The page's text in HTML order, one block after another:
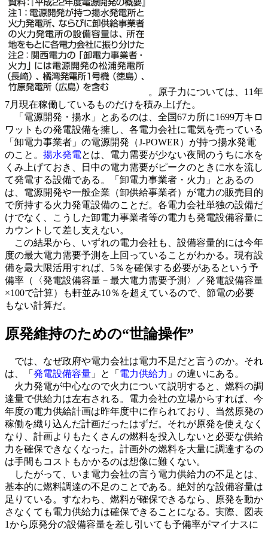
。原子力については、11年
7月現在稼働しているものだけを積み上げた。
「電源開発・揚水」とあるのは、全国67カ所に1699万キロ
ワットもの発電設備を擁し、各電力会社に電気を売っている
「卸電力事業者」の電源開発（J-POWER）が持つ揚水発電
のこと。 揚水発電とは、電力需要が少ない夜間のうちに水を
くみ上げておき、日中の電力需要がピークのときに水を流し
て発電する設備である。「卸電力事業者・火力」とあるの
は、電源開発や一般企業（卸供給事業者）が電力の販売目的
で所持する火力発電設備のことだ。各電力会社単独の設備だ
けでなく、こうした卸電力事業者等の電力も発電設備容量に
カウントして差し支えない。
この結果から、いずれの電力会社も、設備容量的には今年
度の最大電力需要予測を上回っていることがわかる。現有設
備を最大限活用すれば、5％を確保する必要があるという予
備率（〈発電設備容量－最大電力需要予測〉／発電設備容量
×100で計算）も軒並み10％を超えているので、節電の必要
もない計算だ。
原発維持のための“世論操作”
では、なぜ政府や電力会社は電力不足だと言うのか。それ
は、「 発電設備容量 」と「 電力供給力 」の違いにある。
火力発電が中心なので火力について説明すると、燃料の調
達量で供給力は左右される。電力会社の立場からすれば、今
年度の電力供給計画は昨年度中に作られており、当然原発の
稼働を織り込んだ計画だったはずだ。それが原発を使えなく
なり、計画よりもたくさんの燃料を投入しないと必要な供給
力を確保できなくなった。計画外の燃料を大量に調達するの
は手間もコストもかかるのは想像に難くない。
したがって、いま電力会社の言う電力供給力の不足とは、
基本的に燃料調達の不足のことである。絶対的な設備容量は
足りている。すなわち、燃料が確保できるなら、原発を動か
さなくても電力供給力は確保できることになる。実際、図表
1から原発分の設備容量を差し引いても予備率がマイナスに